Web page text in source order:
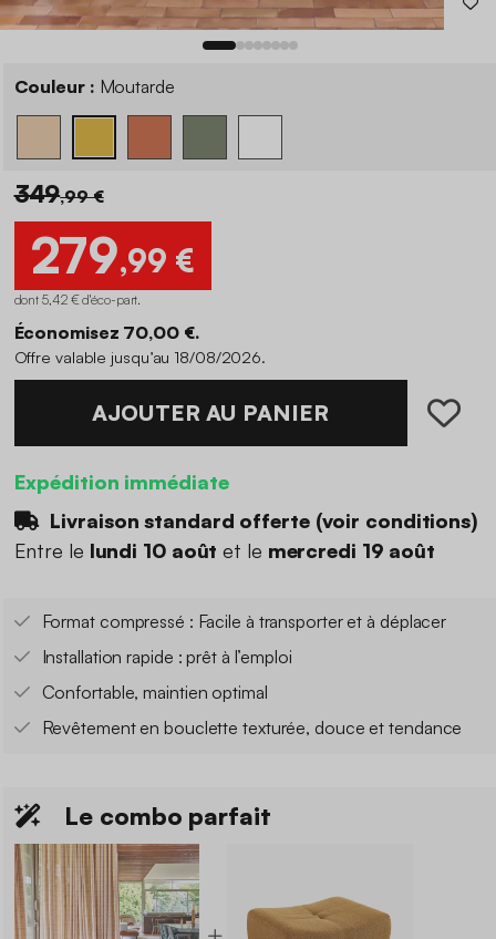
Couleur : Moutarde
349,99 €
279,99 €
dont 5,42 € d'éco-part.
Économisez 70,00 €.
Offre valable jusqu’au 18/08/2026.
AJOUTER AU PANIER
Expédition immédiate
Livraison standard offerte (voir conditions)
Entre le lundi 10 août et le mercredi 19 août
Format compressé : Facile à transporter et à déplacer
Installation rapide : prêt à l’emploi
Confortable, maintien optimal
Revêtement en bouclette texturée, douce et tendance
Le combo parfait